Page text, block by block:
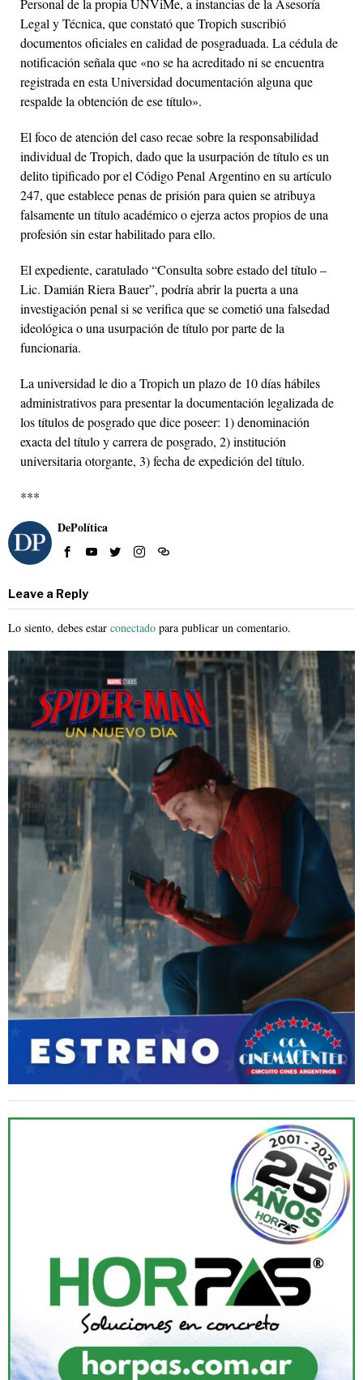
Personal de la propia UNViMe, a instancias de la Asesoría
Legal y Técnica, que constató que Tropich suscribió
documentos oficiales en calidad de posgraduada. La cédula de
notificación señala que «no se ha acreditado ni se encuentra
registrada en esta Universidad documentación alguna que
respalde la obtención de ese título».
El foco de atención del caso recae sobre la responsabilidad
individual de Tropich, dado que la usurpación de título es un
delito tipificado por el Código Penal Argentino en su artículo
247, que establece penas de prisión para quien se atribuya
falsamente un título académico o ejerza actos propios de una
profesión sin estar habilitado para ello.
El expediente, caratulado “Consulta sobre estado del título –
Lic. Damián Riera Bauer”, podría abrir la puerta a una
investigación penal si se verifica que se cometió una falsedad
ideológica o una usurpación de título por parte de la
funcionaria.
La universidad le dio a Tropich un plazo de 10 días hábiles
administrativos para presentar la documentación legalizada de
los títulos de posgrado que dice poseer: 1) denominación
exacta del título y carrera de posgrado, 2) institución
universitaria otorgante, 3) fecha de expedición del título.
***
DePolítica
Leave a Reply
Lo siento, debes estar conectado para publicar un comentario.